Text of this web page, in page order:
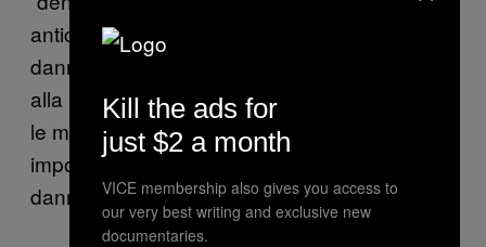
anticoncorrenziali e la gestione dell’azienda
danneggiano i consumatori,” e hanno chiesto
alla Commissione Europea di “prendere tutte
le misure necessarie per porre fine alle regole
imposte ai franchisee che generano un
danno ai consumatori.”
Kill the ads for
just $2 a month
VICE membership also gives you access to
our very best writing and exclusive new
documentaries.